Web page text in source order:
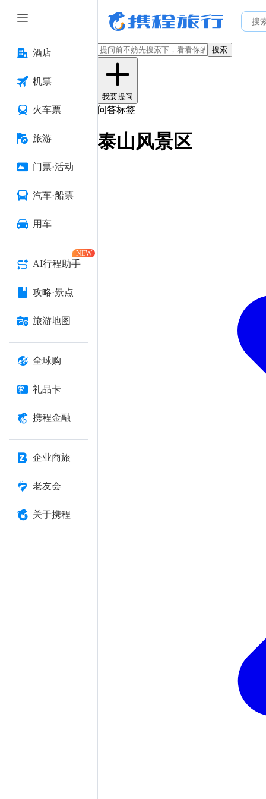
酒店
机票
火车票
旅游
门票·活动
汽车·船票
用车
AI行程助手
NEW
攻略·景点
旅游地图
全球购
礼品卡
携程金融
企业商旅
老友会
关于携程
搜索
我要提问
问答标签
泰山风景区